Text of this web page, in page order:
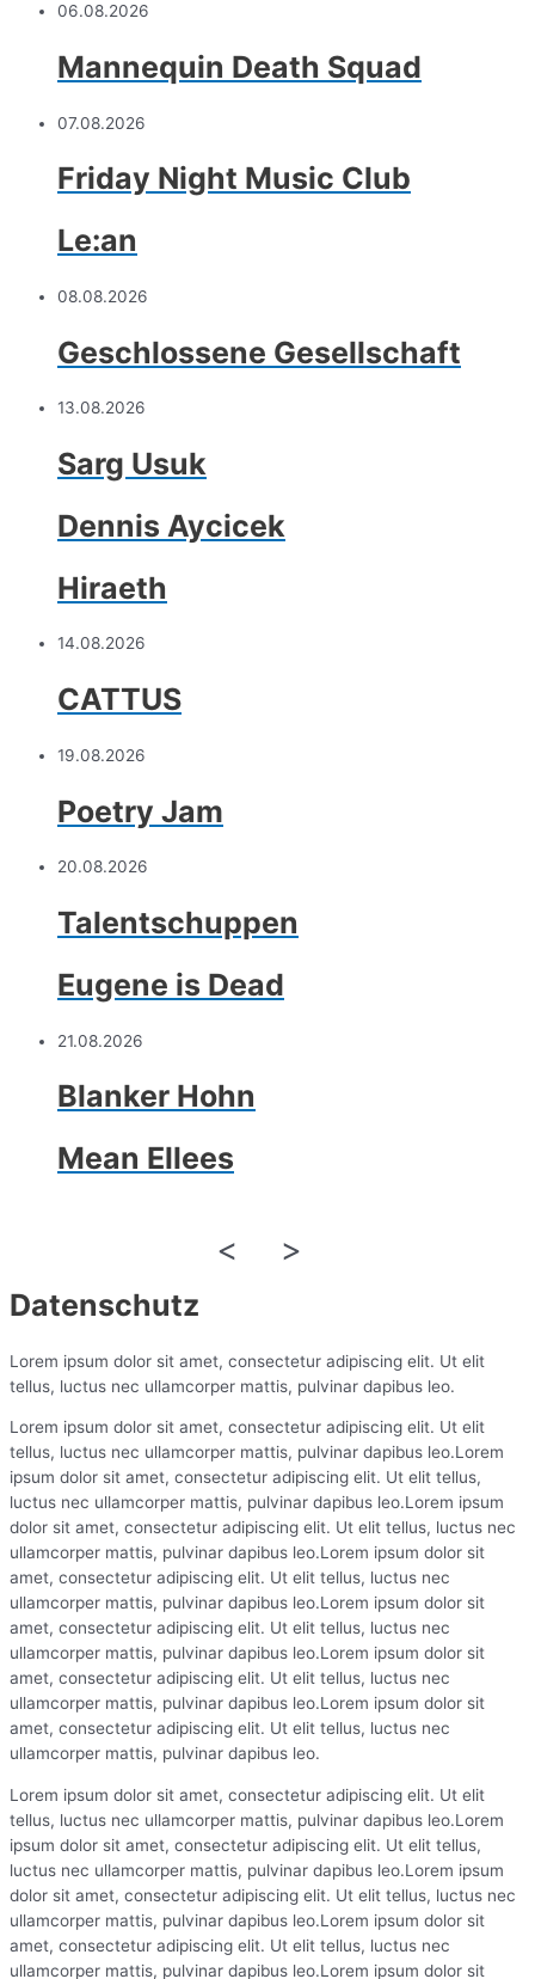
06.08.2026
Mannequin Death Squad
07.08.2026
Friday Night Music Club
Le:an
08.08.2026
Geschlossene Gesellschaft
13.08.2026
Sarg Usuk
Dennis Aycicek
Hiraeth
14.08.2026
CATTUS
19.08.2026
Poetry Jam
20.08.2026
Talentschuppen
Eugene is Dead
21.08.2026
Blanker Hohn
Mean Ellees
< >
Datenschutz
Lorem ipsum dolor sit amet, consectetur adipiscing elit. Ut elit
tellus, luctus nec ullamcorper mattis, pulvinar dapibus leo.
Lorem ipsum dolor sit amet, consectetur adipiscing elit. Ut elit
tellus, luctus nec ullamcorper mattis, pulvinar dapibus leo.Lorem
ipsum dolor sit amet, consectetur adipiscing elit. Ut elit tellus,
luctus nec ullamcorper mattis, pulvinar dapibus leo.Lorem ipsum
dolor sit amet, consectetur adipiscing elit. Ut elit tellus, luctus nec
ullamcorper mattis, pulvinar dapibus leo.Lorem ipsum dolor sit
amet, consectetur adipiscing elit. Ut elit tellus, luctus nec
ullamcorper mattis, pulvinar dapibus leo.Lorem ipsum dolor sit
amet, consectetur adipiscing elit. Ut elit tellus, luctus nec
ullamcorper mattis, pulvinar dapibus leo.Lorem ipsum dolor sit
amet, consectetur adipiscing elit. Ut elit tellus, luctus nec
ullamcorper mattis, pulvinar dapibus leo.Lorem ipsum dolor sit
amet, consectetur adipiscing elit. Ut elit tellus, luctus nec
ullamcorper mattis, pulvinar dapibus leo.
Lorem ipsum dolor sit amet, consectetur adipiscing elit. Ut elit
tellus, luctus nec ullamcorper mattis, pulvinar dapibus leo.Lorem
ipsum dolor sit amet, consectetur adipiscing elit. Ut elit tellus,
luctus nec ullamcorper mattis, pulvinar dapibus leo.Lorem ipsum
dolor sit amet, consectetur adipiscing elit. Ut elit tellus, luctus nec
ullamcorper mattis, pulvinar dapibus leo.Lorem ipsum dolor sit
amet, consectetur adipiscing elit. Ut elit tellus, luctus nec
ullamcorper mattis, pulvinar dapibus leo.Lorem ipsum dolor sit